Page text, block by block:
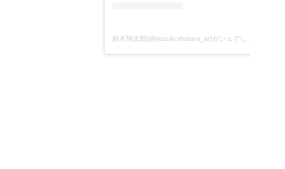
鈴木翔太郎(@suzuki.shotaro_sr)がシェアした投稿